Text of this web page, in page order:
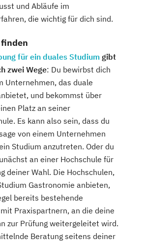
und Abläufe im
die wichtig für dich sind.
für ein duales Studium gibt
zwei Wege: Du bewirbst dich
Unternehmen, das duale
und bekommst über
Platz an seiner
Es kann also sein, dass du
von einem Unternehmen
Studium anzutreten. Oder du
an einer Hochschule für
deiner Wahl. Die Hochschulen,
Gastronomie anbieten,
bereits bestehende
Praxispartnern, an die deine
zur Prüfung weitergeleitet wird.
Beratung seitens deiner